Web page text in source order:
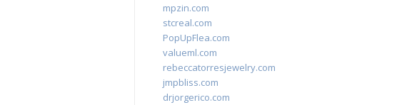
mpzin.com
stcreal.com
PopUpFlea.com
valueml.com
rebeccatorresjewelry.com
jmpbliss.com
drjorgerico.com